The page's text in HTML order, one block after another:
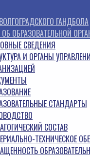
ГАНДБОЛА
ОБРАЗОВАТЕЛЬНОЙ
СВЕДЕНИЯ
И ОРГАНЫ
СТАНДАРТЫ
СОСТАВ
ТЕХНИЧЕСКОЕ